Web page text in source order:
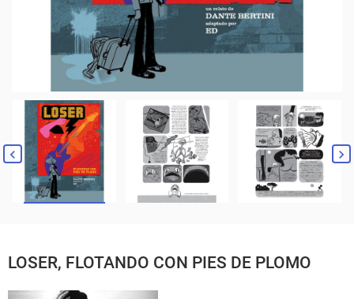
LOSER, FLOTANDO CON PIES DE PLOMO